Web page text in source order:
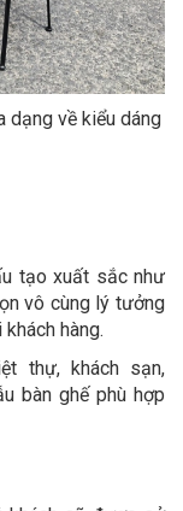
dạng về kiểu dáng
tạo xuất sắc như
vô cùng lý tưởng
hàng.
thự, khách sạn,
bàn ghế phù hợp